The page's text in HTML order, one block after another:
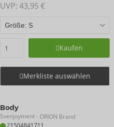
UVP: 43,95 €
Kaufen
Merkliste auswählen
Body
Svenjoyment- ORION Brand
21504841711